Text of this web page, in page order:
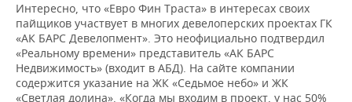
Интересно, что «Евро Фин Траста» в интересах своих
пайщиков участвует в многих девелоперских проектах ГК
«АК БАРС Девелопмент». Это неофициально подтвердил
«Реальному времени» представитель «АК БАРС
Недвижимость» (входит в АБД). На сайте компании
содержится указание на ЖК «Седьмое небо» и ЖК
«Светлая долина». «Когда мы входим в проект, у нас 50%